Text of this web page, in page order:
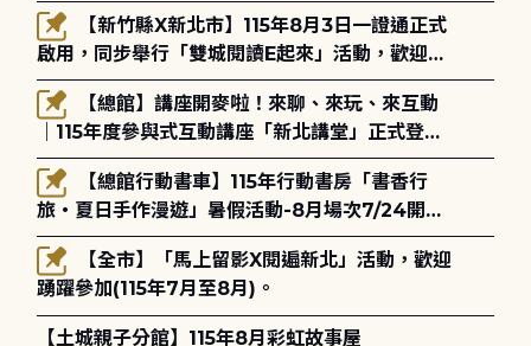
啟用，同步舉行「雙城閱讀E起來」活動，歡迎踴
躍參加(115年8月3日至10月4日)。
｜115年度參與式互動講座「新北講堂」正式登
場！
旅・夏日手作漫遊」暑假活動-8月場次7/24開始
報名
踴躍參加(115年7月至8月)。
【土城親子分館】115年8月彩虹故事屋